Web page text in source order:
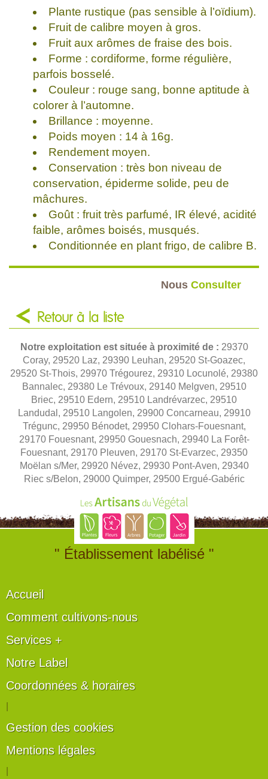
Plante rustique (pas sensible à l’oïdium).
Fruit de calibre moyen à gros.
Fruit aux arômes de fraise des bois.
Forme : cordiforme, forme régulière,
parfois bosselé.
Couleur : rouge sang, bonne aptitude à
colorer à l’automne.
Brillance : moyenne.
Poids moyen : 14 à 16g.
Rendement moyen.
Conservation : très bon niveau de
conservation, épiderme solide, peu de
mâchures.
Goût : fruit très parfumé, IR élevé, acidité
faible, arômes boisés, musqués.
Conditionnée en plant frigo, de calibre B.
Nous Consulter
Retour à la liste
Notre exploitation est située à proximité de : 29370
Coray, 29520 Laz, 29390 Leuhan, 29520 St-Goazec,
29520 St-Thois, 29970 Trégourez, 29310 Locunolé, 29380
Bannalec, 29380 Le Trévoux, 29140 Melgven, 29510
Briec, 29510 Edern, 29510 Landrévarzec, 29510
Landudal, 29510 Langolen, 29900 Concarneau, 29910
Trégunc, 29950 Bénodet, 29950 Clohars-Fouesnant,
29170 Fouesnant, 29950 Gouesnach, 29940 La Forêt-
Fouesnant, 29170 Pleuven, 29170 St-Evarzec, 29350
Moëlan s/Mer, 29920 Névez, 29930 Pont-Aven, 29340
Riec s/Belon, 29000 Quimper, 29500 Ergué-Gabéric
" Établissement labélisé "
Accueil
Comment cultivons-nous
Services +
Notre Label
Coordonnées & horaires
Gestion des cookies
Mentions légales